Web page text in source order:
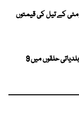
مٹی کے تیل کی قیمتوں
الیکشن کمیشن نے بلوچستان کے 4 بلدیاتی حلقوں میں 9